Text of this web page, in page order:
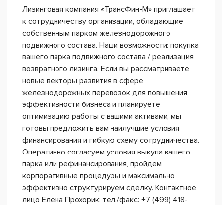
Лизинговая компания «ТрансФин-М» приглашает
к сотрудничеству организации, обладающие
собственным парком железнодорожного
подвижного состава. Наши возможности: покупка
вашего парка подвижного состава / реализация
возвратного лизинга. Если вы рассматриваете
новые векторы развития в сфере
железнодорожных перевозок для повышения
эффективности бизнеса и планируете
оптимизацию работы с вашими активами, мы
готовы предложить вам наилучшие условия
финансирования и гибкую схему сотрудничества.
Оперативно согласуем условия выкупа вашего
парка или рефинансирования, пройдем
корпоративные процедуры и максимально
эффективно структурируем сделку. Контактное
лицо Елена Прохорик: тел./факс: +7 (499) 418-